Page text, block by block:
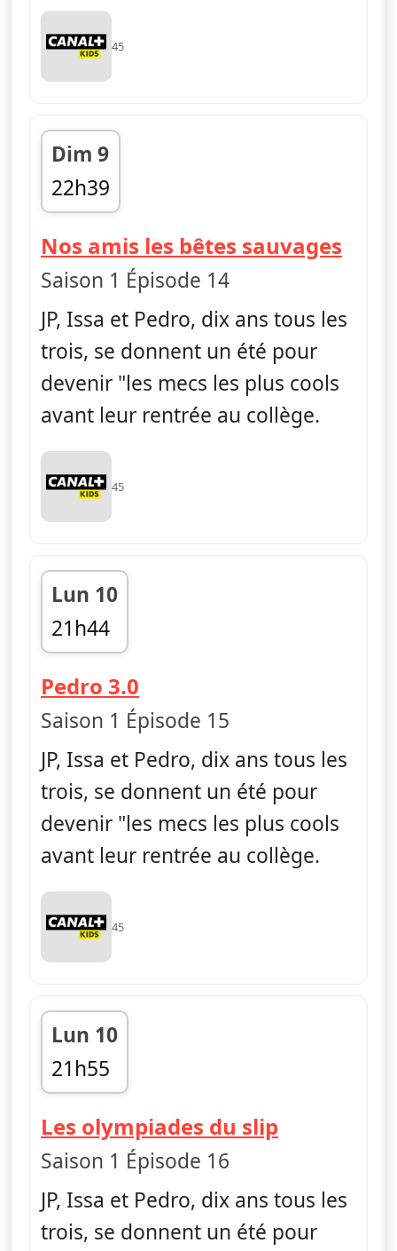
45
Dim 9
22h39
fin 22h50
Nos amis les bêtes sauvages
Saison 1 Épisode 14
JP, Issa et Pedro, dix ans tous les
trois, se donnent un été pour
devenir "les mecs les plus cools
avant leur rentrée au collège.
45
Lun 10
21h44
fin 21h55
Pedro 3.0
Saison 1 Épisode 15
JP, Issa et Pedro, dix ans tous les
trois, se donnent un été pour
devenir "les mecs les plus cools
avant leur rentrée au collège.
45
Lun 10
21h55
fin 22h06
Les olympiades du slip
Saison 1 Épisode 16
JP, Issa et Pedro, dix ans tous les
trois, se donnent un été pour